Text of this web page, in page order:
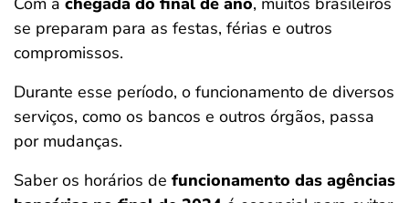
se preparam para as festas, férias e outros
compromissos.
Durante esse período, o funcionamento de diversos
serviços, como os bancos e outros órgãos, passa
por mudanças.
Saber os horários de funcionamento das agências